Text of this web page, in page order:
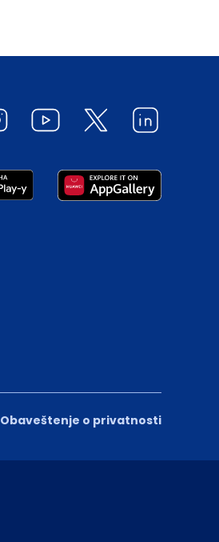
Obaveštenje o privatnosti